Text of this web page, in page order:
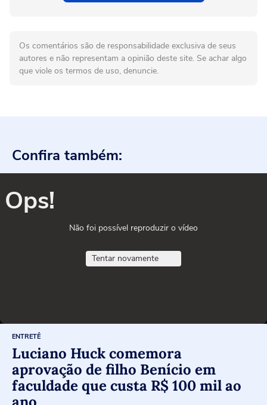
Os comentários são de responsabilidade exclusiva de seus
autores e não representam a opinião deste site. Se achar algo
que viole os termos de uso, denuncie.
Confira também:
Ops!
Não foi possível reproduzir o vídeo
Tentar novamente
ENTRETÊ
Luciano Huck comemora
aprovação de filho Benício em
faculdade que custa R$ 100 mil ao